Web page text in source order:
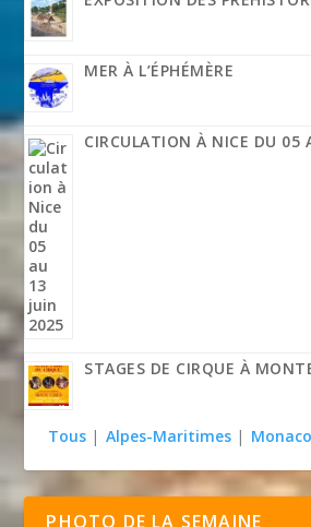
MER À L’ÉPHÉMÈRE
CIRCULATION À NICE DU 05
STAGES DE CIRQUE À
Tous | Alpes-Maritimes | Monaco
PHOTO DE LA SEMAINE